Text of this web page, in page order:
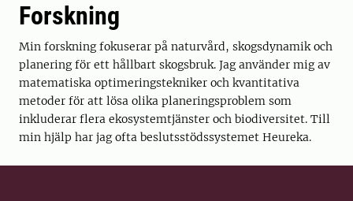
Forskning
Min forskning fokuserar på naturvård, skogsdynamik och
planering för ett hållbart skogsbruk. Jag använder mig av
matematiska optimeringstekniker och kvantitativa
metoder för att lösa olika planeringsproblem som
inkluderar flera ekosystemtjänster och biodiversitet. Till
min hjälp har jag ofta beslutsstödssystemet Heureka.